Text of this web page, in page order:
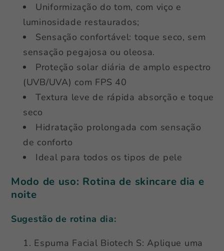
Uniformização do tom, com viço e
luminosidade restaurados;
Sensação confortável: toque seco, sem
sensação pegajosa ou oleosa.
Proteção solar diária de amplo espectro
(UVB/UVA) com FPS 40
Textura leve de rápida absorção e toque
seco
Hidratação prolongada com sensação
de conforto
Ideal para todos os tipos de pele
Modo de uso: Rotina de skincare dia e
noite
Sugestão de rotina dia:
Espuma Facial Biotech S: Aplique uma